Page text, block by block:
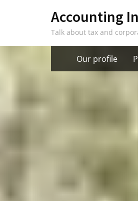
Accounting
Talk about tax and
Our profile